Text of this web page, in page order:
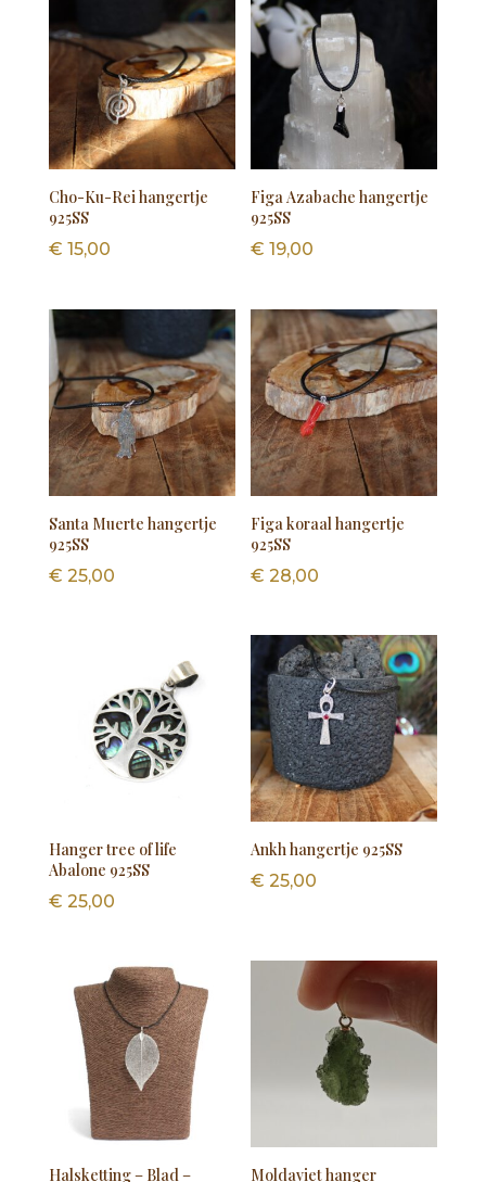
Cho-Ku-Rei hangertje
925SS
€ 15,00
Figa Azabache hangertje
925SS
€ 19,00
Santa Muerte hangertje
925SS
€ 25,00
Figa koraal hangertje
925SS
€ 28,00
Hanger tree of life
Abalone 925SS
€ 25,00
Ankh hangertje 925SS
€ 25,00
Halsketting – Blad –
Moldaviet hanger